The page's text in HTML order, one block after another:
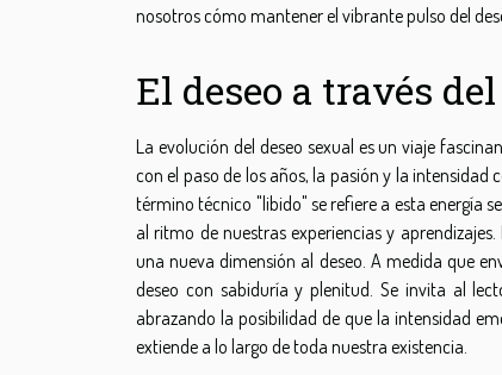
nosotros cómo mantener el vibrante pulso del
El deseo a través
La evolución del deseo sexual es un viaje
con el paso de los años, la pasión y la intensidad
término técnico "libido" se refiere a esta energía
al ritmo de nuestras experiencias y
una nueva dimensión al deseo. A medida que
deseo con sabiduría y plenitud. Se invita al
abrazando la posibilidad de que la intensidad
extiende a lo largo de toda nuestra existencia.